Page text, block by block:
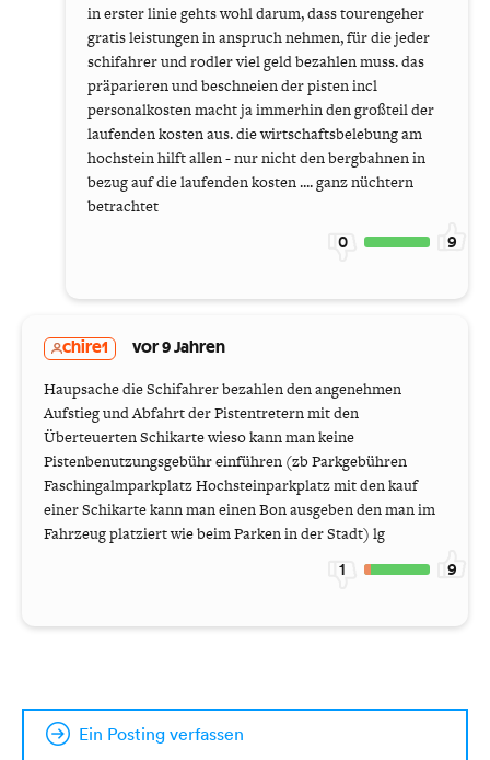
in erster linie gehts wohl darum, dass tourengeher
gratis leistungen in anspruch nehmen, für die jeder
schifahrer und rodler viel geld bezahlen muss. das
präparieren und beschneien der pisten incl
personalkosten macht ja immerhin den großteil der
laufenden kosten aus. die wirtschaftsbelebung am
hochstein hilft allen - nur nicht den bergbahnen in
bezug auf die laufenden kosten .... ganz nüchtern
betrachtet
0 9
chire1 vor 9 Jahren
Haupsache die Schifahrer bezahlen den angenehmen
Aufstieg und Abfahrt der Pistentretern mit den
Überteuerten Schikarte wieso kann man keine
Pistenbenutzungsgebühr einführen (zb Parkgebühren
Faschingalmparkplatz Hochsteinparkplatz mit den kauf
einer Schikarte kann man einen Bon ausgeben den man im
Fahrzeug platziert wie beim Parken in der Stadt) lg
1 9
Ein Posting verfassen